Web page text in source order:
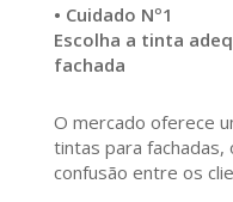
• Cuidado Nº1
Escolha a tinta
fachada
O mercado oferece
tintas para
confusão entre os